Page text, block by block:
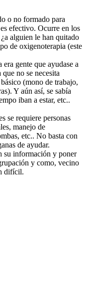
o no formado para
efectivo. Ocurre en los
alguien le han quitado
de oxigenoterapia (este
gente que ayudase a
no se necesita
(mono de trabajo,
Y aún así, se sabía
iban a estar, etc..
se requiere personas
manejo de
etc.. No basta con
de ayudar.
su información y poner
y como, vecino
difícil.